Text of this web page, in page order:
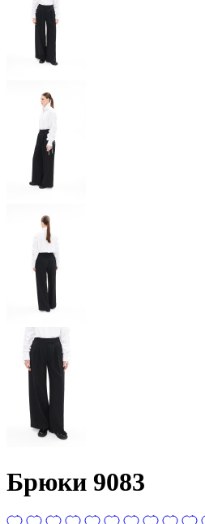
Брюки 9083